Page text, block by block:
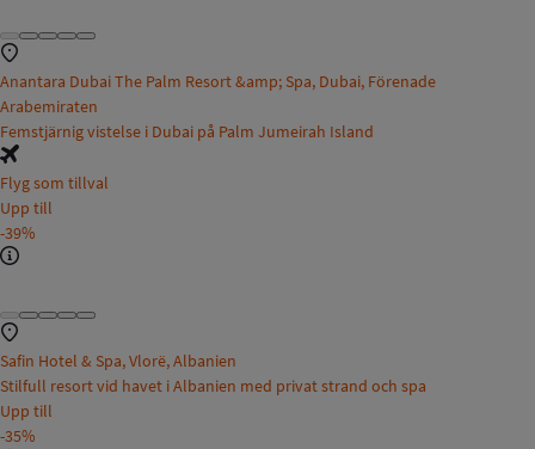
Anantara Dubai The Palm Resort &amp; Spa, Dubai, Förenade
Arabemiraten
Femstjärnig vistelse i Dubai på Palm Jumeirah Island
Flyg som tillval
Upp till
-39%
Safin Hotel & Spa, Vlorë, Albanien
Stilfull resort vid havet i Albanien med privat strand och spa
Upp till
-35%